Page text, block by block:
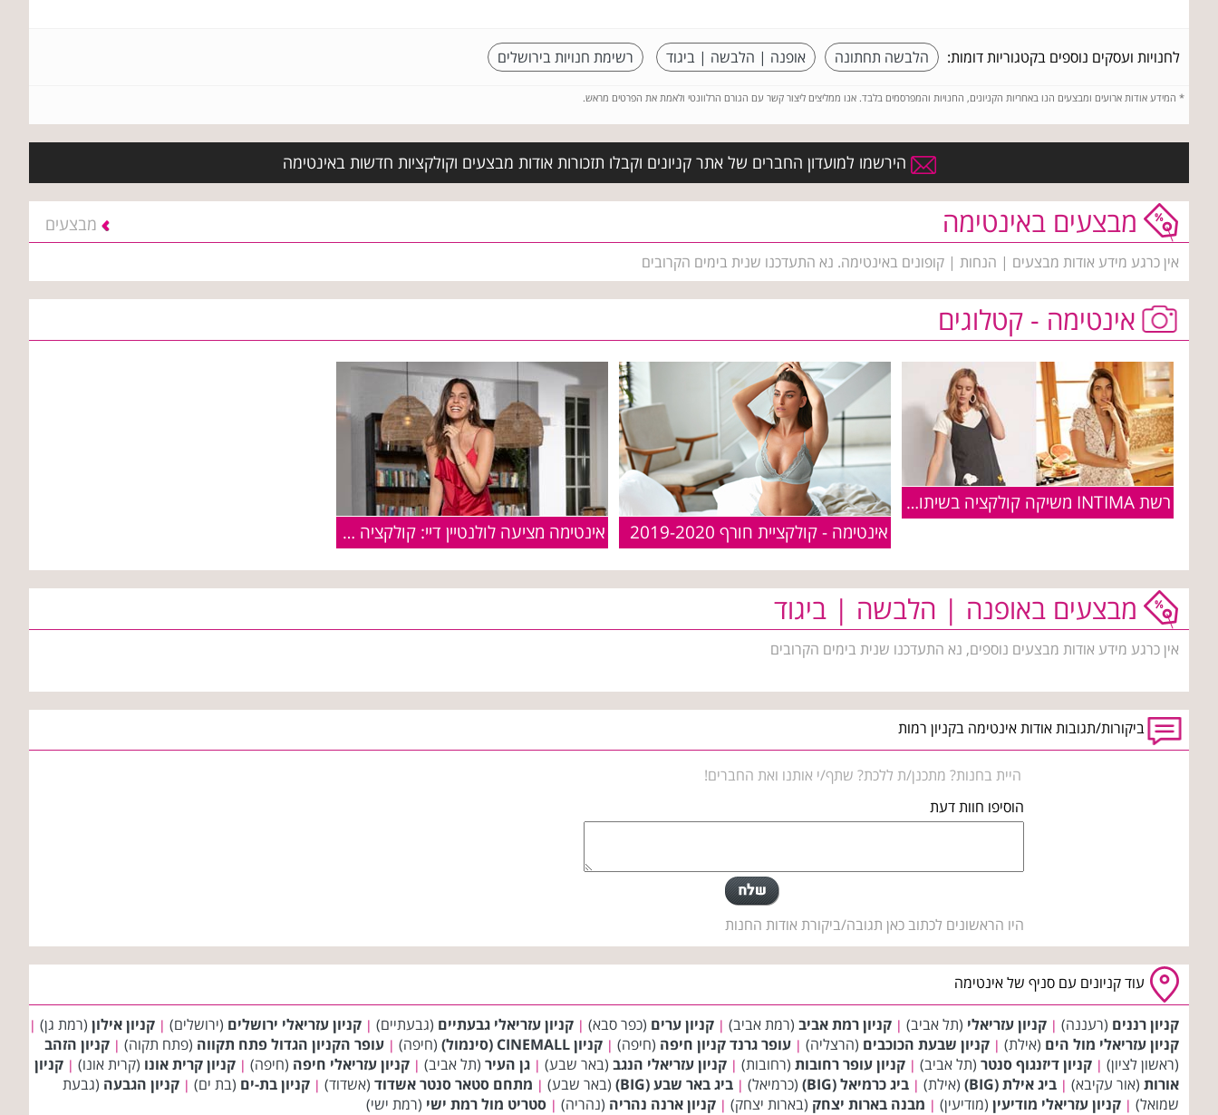
לחנויות ועסקים נוספים בקטגוריות דומות: הלבשה תחתונה אופנה | הלבשה | ביגוד רשימת חנויות בירושלים
* המידע אודות ארועים ומבצעים הנו באחריות הקניונים, החנויות והמפרסמים בלבד. אנו ממליצים ליצור קשר עם הגורם הרלוונטי ולאמת את הפרטים מראש.
הירשמו למועדון החברים של אתר קניונים וקבלו תזכורות אודות מבצעים וקולקציות חדשות באינטימה
מבצעים באינטימה מבצעים
אין כרגע מידע אודות מבצעים | הנחות | קופונים באינטימה. נא התעדכנו שנית בימים הקרובים
אינטימה - קטלוגים
רשת INTIMA משיקה קולקציה בשיתוף פעולה עם המותג האהוב "סנופי"
אינטימה - קולקציית חורף 2019-2020 אינטימה מציעה לולנטיין דיי: קולקציה מלאת אהבה
מבצעים באופנה | הלבשה | ביגוד
אין כרגע מידע אודות מבצעים נוספים, נא התעדכנו שנית בימים הקרובים
ביקורות/תגובות אודות אינטימה בקניון רמות
היית בחנות? מתכנן/ת ללכת? שתף/י אותנו ואת החברים!
הוסיפו חוות דעת
היו הראשונים לכתוב כאן תגובה/ביקורת אודות החנות
עוד קניונים עם סניף של אינטימה
קניון רננים (רעננה) | קניון עזריאלי (תל אביב) | קניון רמת אביב (רמת אביב) | קניון ערים (כפר סבא) | קניון עזריאלי גבעתיים (גבעתיים) | קניון עזריאלי ירושלים (ירושלים) | קניון אילון (רמת גן) |
קניון עזריאלי מול הים (אילת) | קניון שבעת הכוכבים (הרצליה) | עופר גרנד קניון חיפה (חיפה) | קניון CINEMALL (סינמול) (חיפה) | עופר הקניון הגדול פתח תקווה (פתח תקוה) | קניון הזהב
(ראשון לציון) | קניון דיזנגוף סנטר (תל אביב) | קניון עופר רחובות (רחובות) | קניון עזריאלי הנגב (באר שבע) | גן העיר (תל אביב) | קניון עזריאלי חיפה (חיפה) | קניון קרית אונו (קרית אונו) | קניון
אורות (אור עקיבא) | ביג אילת (BIG) (אילת) | ביג כרמיאל (BIG) (כרמיאל) | ביג באר שבע (BIG) (באר שבע) | מתחם סטאר סנטר אשדוד (אשדוד) | קניון בת-ים (בת ים) | קניון הגבעה (גבעת
שמואל) | קניון עזריאלי מודיעין (מודיעין) | מבנה בארות יצחק (בארות יצחק) | קניון ארנה נהריה (נהריה) | סטריט מול רמת ישי (רמת ישי)